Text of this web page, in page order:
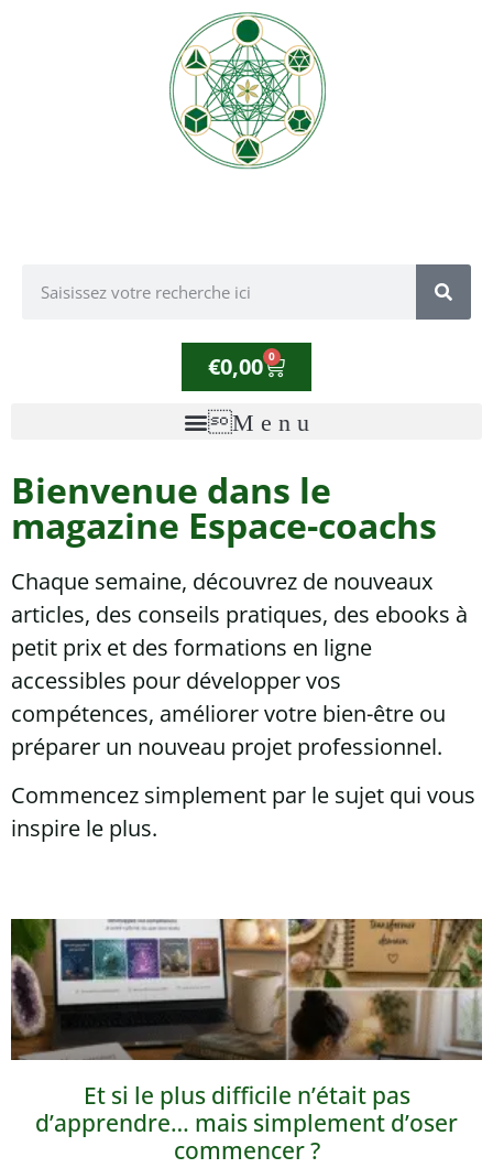
€0,00 0
Bienvenue dans le
magazine Espace-coachs
Chaque semaine, découvrez de nouveaux
articles, des conseils pratiques, des ebooks à
petit prix et des formations en ligne
accessibles pour développer vos
compétences, améliorer votre bien-être ou
préparer un nouveau projet professionnel.
Commencez simplement par le sujet qui vous
inspire le plus.
Et si le plus difficile n’était pas
d’apprendre… mais simplement d’oser
commencer ?